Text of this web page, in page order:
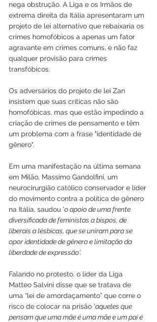
nega obstrução. A Liga e os Irmãos de
extrema direita da Itália apresentaram um
projeto de lei alternativo que rebaixaria os
crimes homofóbicos a apenas um fator
agravante em crimes comuns, e não faz
qualquer provisão para crimes
transfóbicos.
Os adversários do projeto de lei Zan
insistem que suas críticas não são
homofóbicas, mas que estão impedindo a
criação de crimes de pensamento e têm
um problema com a frase "identidade de
gênero".
Em uma manifestação na última semana
em Milão, Massimo Gandolfini, um
neurocirurgião católico conservador e líder
do movimento contra a política de gênero
na Itália, saudou 'o apoio de uma frente
diversificada de feministas a bispos, de
liberais a lésbicas, que se uniram para se
opor identidade de gênero e limitação da
liberdade de expressão'.
Falando no protesto, o líder da Liga
Matteo Salvini disse que se tratava de
uma “lei de amordaçamento” que corre o
risco de colocar na prisão 'aqueles que
pensam que uma mãe é uma mãe e um pai é